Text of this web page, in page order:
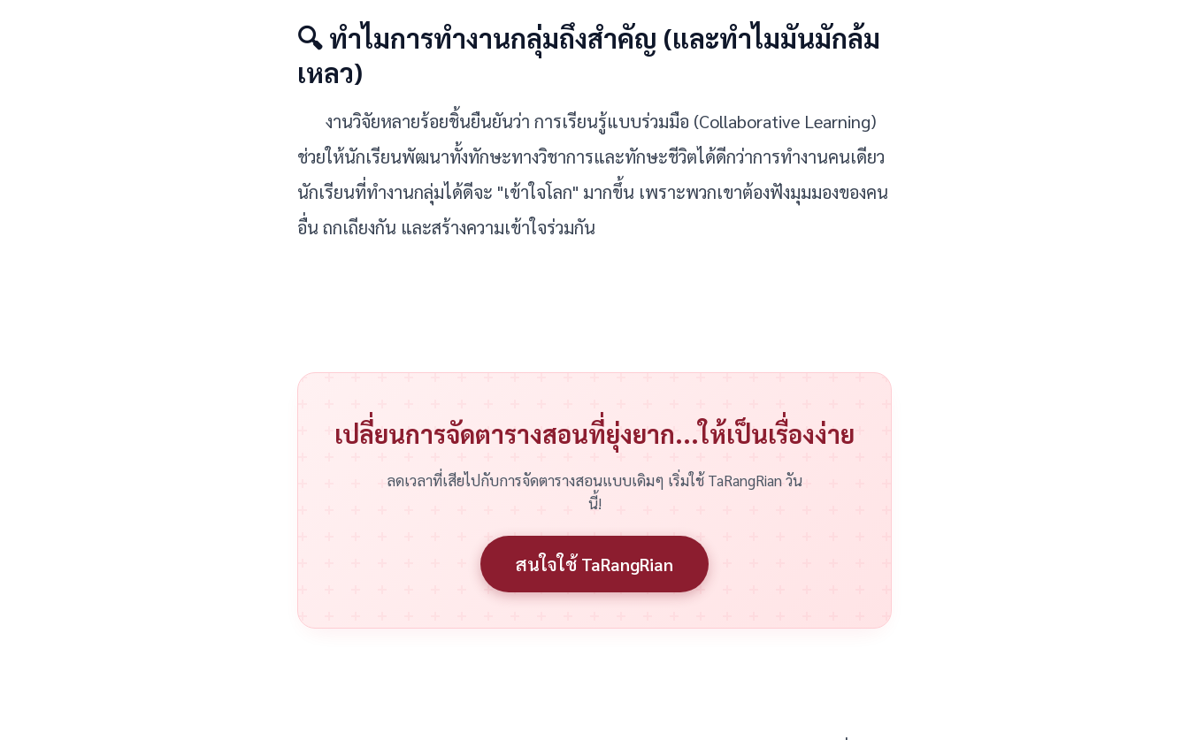
🔍 ทำไมการทำงานกลุ่มถึงสำคัญ (และทำไมมันมักล้ม
เหลว)
งานวิจัยหลายร้อยชิ้นยืนยันว่า การเรียนรู้แบบร่วมมือ (Collaborative Learning)
ช่วยให้นักเรียนพัฒนาทั้งทักษะทางวิชาการและทักษะชีวิตได้ดีกว่าการทำงานคนเดียว
นักเรียนที่ทำงานกลุ่มได้ดีจะ "เข้าใจโลก" มากขึ้น เพราะพวกเขาต้องฟังมุมมองของคน
อื่น ถกเถียงกัน และสร้างความเข้าใจร่วมกัน
เปลี่ยนการจัดตารางสอนที่ยุ่งยาก...ให้เป็นเรื่องง่าย
ลดเวลาที่เสียไปกับการจัดตารางสอนแบบเดิมๆ เริ่มใช้ TaRangRian วัน
นี้!
สนใจใช้ TaRangRian